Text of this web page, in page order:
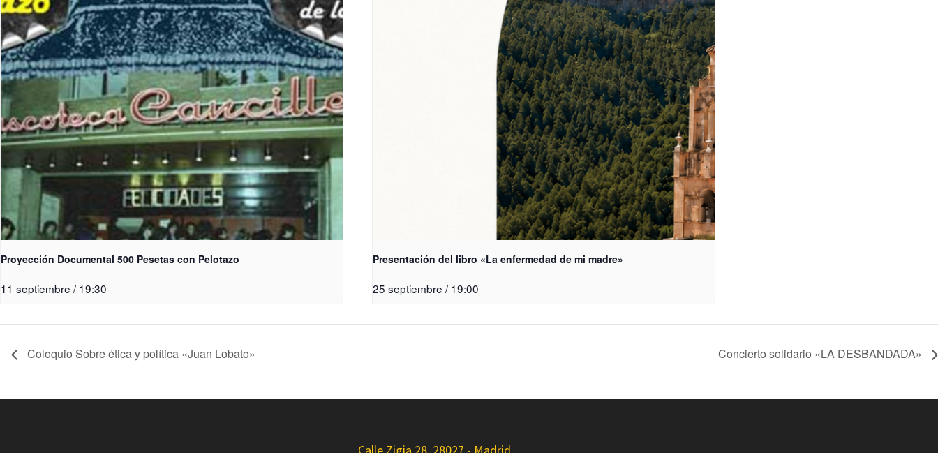
Proyección Documental 500 Pesetas con Pelotazo
11 septiembre / 19:30
Presentación del libro «La enfermedad de mi madre»
25 septiembre / 19:00
Coloquio Sobre ética y política «Juan Lobato» Concierto solidario «LA DESBANDADA»
Calle Zigia 28, 28027 - Madrid